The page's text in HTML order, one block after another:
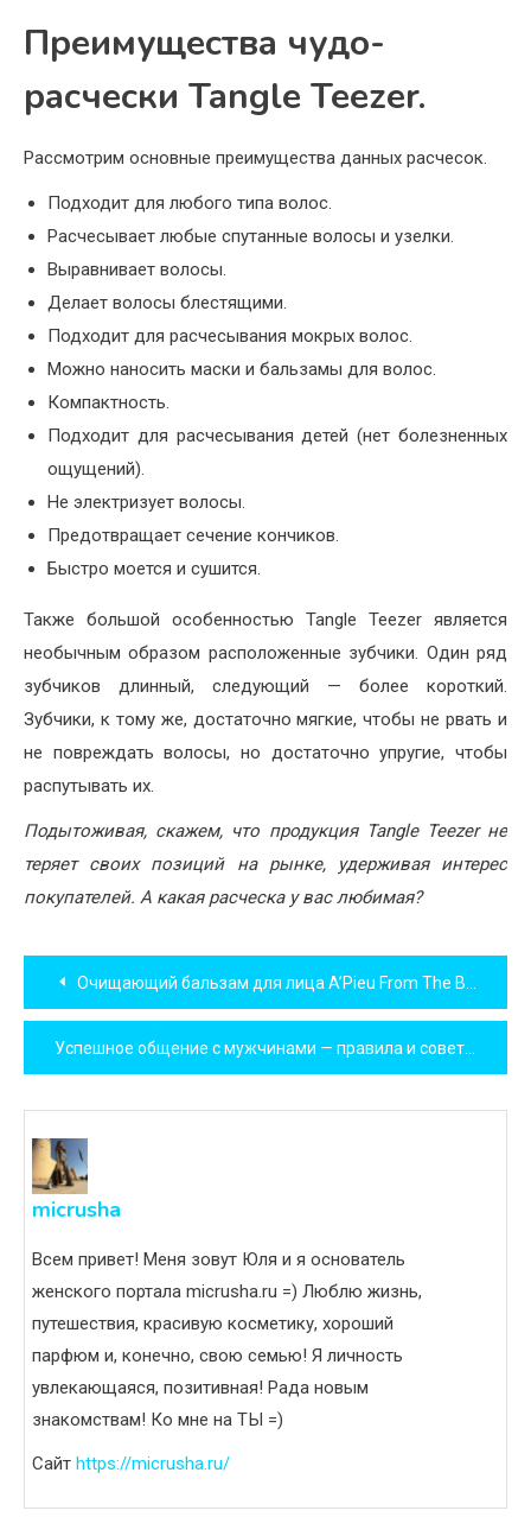
Преимущества чудо-
расчески Tangle Teezer.
Рассмотрим основные преимущества данных расчесок.
Подходит для любого типа волос.
Расчесывает любые спутанные волосы и узелки.
Выравнивает волосы.
Делает волосы блестящими.
Подходит для расчесывания мокрых волос.
Можно наносить маски и бальзамы для волос.
Компактность.
Подходит для расчесывания детей (нет болезненных
ощущений).
Не электризует волосы.
Предотвращает сечение кончиков.
Быстро моется и сушится.
Также большой особенностью Tangle Teezer является
необычным образом расположенные зубчики. Один ряд
зубчиков длинный, следующий — более короткий.
Зубчики, к тому же, достаточно мягкие, чтобы не рвать и
не повреждать волосы, но достаточно упругие, чтобы
распутывать их.
Подытоживая, скажем, что продукция Tangle Teezer не
теряет своих позиций на рынке, удерживая интерес
покупателей. А какая расческа у вас любимая?
Навигация
по
записям
Очищающий бальзам для лица A’Pieu From The Black Cleansing Balm
micrusha
Всем привет! Меня зовут Юля и я основатель
женского портала micrusha.ru =) Люблю жизнь,
путешествия, красивую косметику, хороший
парфюм и, конечно, свою семью! Я личность
увлекающаяся, позитивная! Рада новым
знакомствам! Ко мне на ТЫ =)
Сайт https://micrusha.ru/